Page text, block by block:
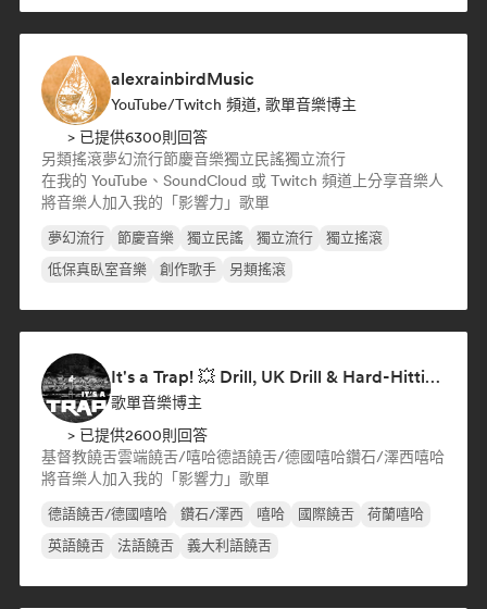
alexrainbirdMusic
YouTube/Twitch 頻道, 歌單音樂博主
> 已提供6300則回答
另類搖滾夢幻流行節慶音樂獨立民謠獨立流行
在我的 YouTube、SoundCloud 或 Twitch 頻道上分享音樂人
將音樂人加入我的「影響力」歌單
夢幻流行 節慶音樂 獨立民謠 獨立流行
獨立搖滾
低保真臥室音樂
創作歌手 另類搖滾
It's a Trap! 💥 Drill, UK Drill & Hard-Hitting Trap
歌單音樂博主
> 已提供2600則回答
基督教饒舌雲端饒舌/嘻哈德語饒舌/德國嘻哈鑽石/澤西嘻哈
將音樂人加入我的「影響力」歌單
德語饒舌/德國嘻哈 鑽石/澤西 嘻哈 國際饒舌
荷蘭嘻哈
英語饒舌
法語饒舌 義大利語饒舌